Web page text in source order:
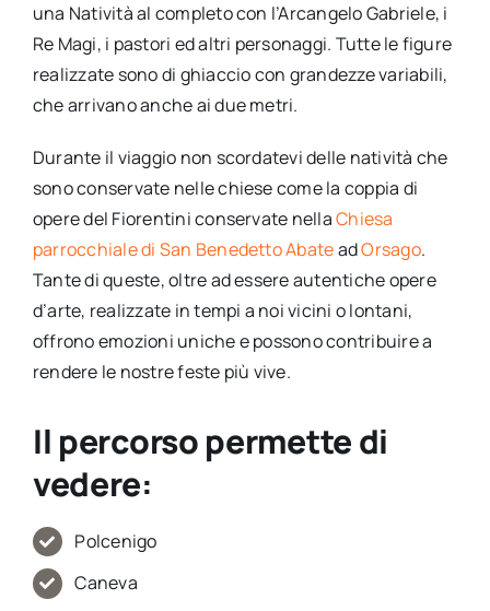
una Natività al completo con l’Arcangelo Gabriele, i
Re Magi, i pastori ed altri personaggi. Tutte le figure
realizzate sono di ghiaccio con grandezze variabili,
che arrivano anche ai due metri.
Durante il viaggio non scordatevi delle natività che
sono conservate nelle chiese come la coppia di
opere del Fiorentini conservate nellaChiesa
parrocchiale di San Benedetto AbateadOrsago.
Tante di queste, oltre ad essere autentiche opere
d’arte, realizzate in tempi a noi vicini o lontani,
offrono emozioni uniche e possono contribuire a
rendere le nostre feste più vive.
Il percorso permette di
vedere:
Polcenigo
Caneva